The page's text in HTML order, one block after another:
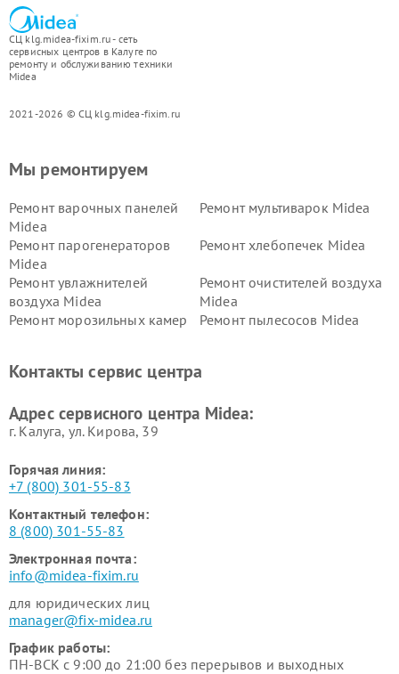
СЦ klg.midea-fixim.ru - сеть
сервисных центров в Калуге по
ремонту и обслуживанию техники
Midea
2021-2026 © СЦ klg.midea-fixim.ru
Мы ремонтируем
Ремонт варочных панелей
Midea
Ремонт мультиварок Midea
Ремонт парогенераторов
Midea
Ремонт хлебопечек Midea
Ремонт увлажнителей
воздуха Midea
Ремонт очистителей воздуха
Midea
Ремонт морозильных камер
Ремонт пылесосов Midea
пылесосов Midea
Midea
Контакты сервис центра
Адрес сервисного центра Midea:
г. Калуга, ул. Кирова, 39
Горячая линия:
+7 (800) 301-55-83
Контактный телефон:
8 (800) 301-55-83
Электронная почта:
info@midea-fixim.ru
для юридических лиц
manager@fix-midea.ru
График работы:
ПН-ВСК с 9:00 до 21:00 без перерывов и выходных